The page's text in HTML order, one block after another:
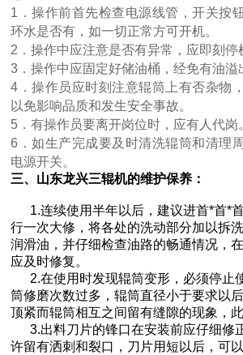
1．操作前首先检查电源线管，开关按
环水是否有，如一切正常方可开机。
2．操作中应注意是否有异常，应即刻停
3．操作中应固定好储油桶，经免有油溢
4．操作员应时刻注意辊筒上有否杂物
以免影响品质和发生安全事故。
5．有操作员要离开岗位时，应有人代岗
6．如生产完成要及时清洗辊筒和清理
电源开关。
三、山东龙兴三辊机的维护保养：
1.连续使用半年以后，建议进首*首*
行一次大修，将各处的洗动部分加以拆
润滑油，并仔细检查油路的畅通情况，
应及时修复。
2.在使用时发现辊筒变形，必须停止
筒修磨次数过多，辊筒直径小于要求以
顶紧而辊筒相互之间留有缝隙的现象，
3.出料刀片的锋口在安装前应仔细修
许留有洒刺和裂口，刀片用短以后，可